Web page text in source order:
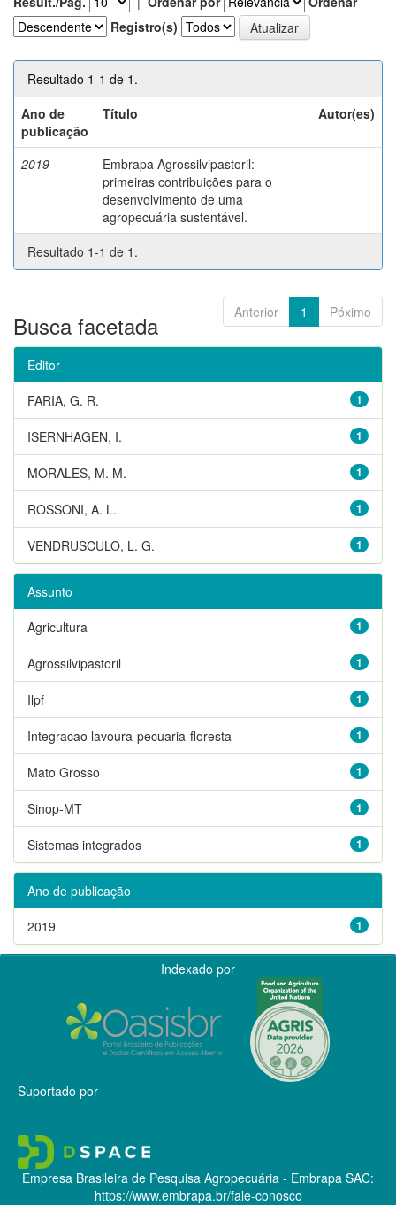
Registro(s)
Resultado 1-1 de 1.
Ano de
publicação
Título Autor(es)
2019
Embrapa Agrossilvipastoril:
primeiras contribuições para o
desenvolvimento de uma
agropecuária sustentável.
-
Resultado 1-1 de 1.
Anterior 1 Póximo
Busca facetada
Editor
1
FARIA, G. R.
1
ISERNHAGEN, I.
1
MORALES, M. M.
1
ROSSONI, A. L.
1
VENDRUSCULO, L. G.
Assunto
1
Agricultura
1
Agrossilvipastoril
1
Ilpf
1
Integracao lavoura-pecuaria-floresta
1
Mato Grosso
1
Sinop-MT
1
Sistemas integrados
Ano de publicação
1
2019
Indexado por
Suportado por
Empresa Brasileira de Pesquisa Agropecuária - Embrapa SAC:
https://www.embrapa.br/fale-conosco